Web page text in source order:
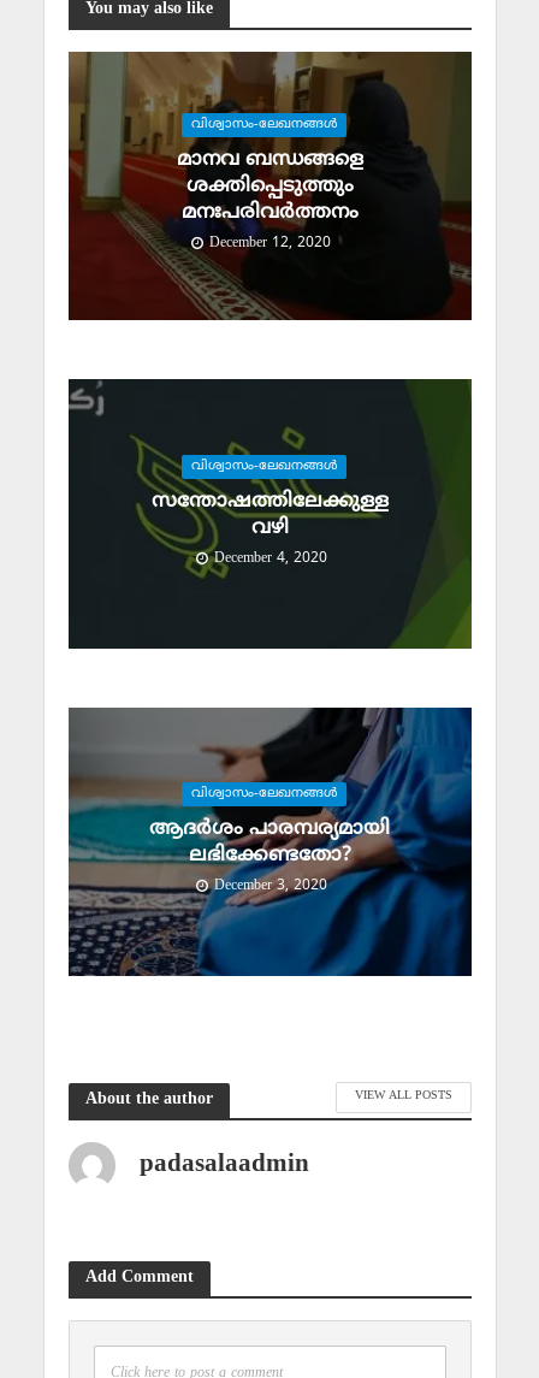
You may also like
വിശ്വാസം-ലേഖനങ്ങള്‍
മാനവ ബന്ധങ്ങളെ
ശക്തിപ്പെടുത്തും
മനഃപരിവര്‍ത്തനം
December 12, 2020
വിശ്വാസം-ലേഖനങ്ങള്‍
സന്തോഷത്തിലേക്കുള്ള
വഴി
December 4, 2020
വിശ്വാസം-ലേഖനങ്ങള്‍
ആദര്‍ശം പാരമ്പര്യമായി
ലഭിക്കേണ്ടതോ?
December 3, 2020
About the author VIEW ALL POSTS
padasalaadmin
Add Comment
Click here to post a comment